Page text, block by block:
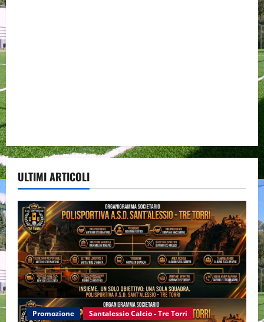
ULTIMI ARTICOLI
Promozione Santalessio Calcio - Tre Torri